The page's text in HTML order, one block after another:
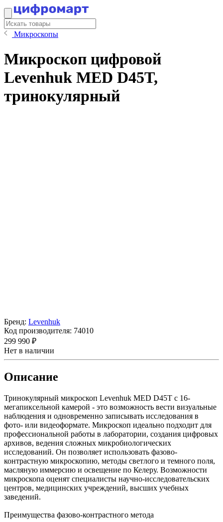
Микроскопы
Микроскоп цифровой
Levenhuk MED D45T,
тринокулярный
Бренд: Levenhuk
Код производителя: 74010
299 990 ₽
Нет в наличии
Описание
Тринокулярный микроскоп Levenhuk MED D45T с 16-
мегапиксельной камерой - это возможность вести визуальные
наблюдения и одновременно записывать исследования в
фото- или видеоформате. Микроскоп идеально подходит для
профессиональной работы в лаборатории, создания цифровых
архивов, ведения сложных микробиологических
исследований. Он позволяет использовать фазово-
контрастную микроскопию, методы светлого и темного поля,
масляную иммерсию и освещение по Келеру. Возможности
микроскопа оценят специалисты научно-исследовательских
центров, медицинских учреждений, высших учебных
заведений.
Преимущества фазово-контрастного метода